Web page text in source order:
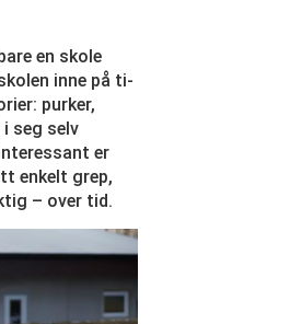
en skole
inne på ti-
purker,
seg selv
er
enkelt grep,
– over tid.